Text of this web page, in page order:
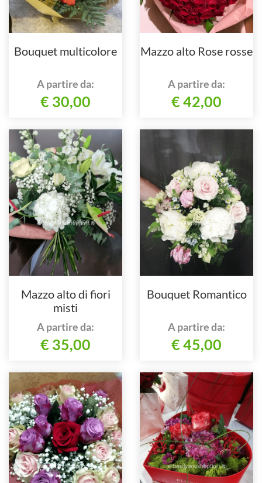
Bouquet multicolore
A partire da:
€ 30,00
Mazzo alto Rose rosse
A partire da:
€ 42,00
Mazzo alto di fiori
misti
A partire da:
€ 35,00
Bouquet Romantico
A partire da:
€ 45,00